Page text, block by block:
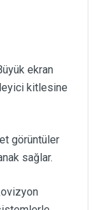
ekran
kitlesine
görüntüler
sağlar.